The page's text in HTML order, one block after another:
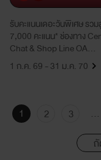
รับคะแนนเดอะวันพิเศษ รว
7,000 คะแนน* ช่องทาง
Chat & Shop Line OA
(@Centralofficial), LINE OA
ของสาขาเซ็นทรัล และ
1 ก.ค. 69 - 31 ม.ค. 70
1 2 3 ...